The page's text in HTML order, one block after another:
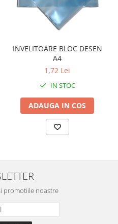
INVELITOARE BLOC DESEN
A4
1,72 Lei
IN STOC
ADAUGA IN COS
promotiile noastre